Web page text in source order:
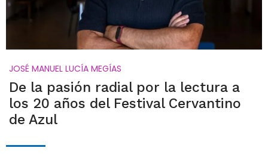
JOSÉ MANUEL LUCÍA MEGÍAS
De la pasión radial por la lectura a
los 20 años del Festival Cervantino
de Azul